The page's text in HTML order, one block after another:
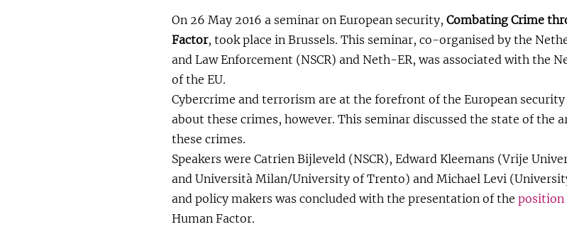
On 26 May 2016 a seminar on European security, Combating Crime
Factor, took place in Brussels. This seminar, co-organised by the
and Law Enforcement (NSCR) and Neth-ER, was associated with the
of the EU.
Cybercrime and terrorism are at the forefront of the European
about these crimes, however. This seminar discussed the state of the
these crimes.
Speakers were Catrien Bijleveld (NSCR), Edward Kleemans (Vrije
and Università Milan/University of Trento) and Michael Levi
and policy makers was concluded with the presentation of the position
Human Factor.